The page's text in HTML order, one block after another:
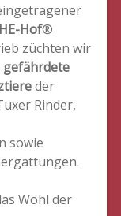
Hof®
züchten wir
gefährdete
der
Rinder,
sowie
Wohl der